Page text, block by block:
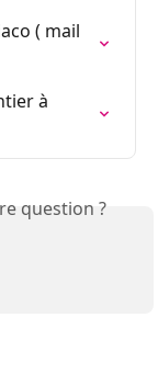
( mail
à
question ?